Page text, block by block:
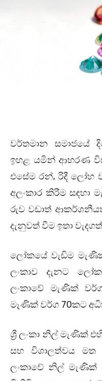
වර්තමාන සමාජයේ
ඉහළ යමින් ආභරණ
එසේම රන්, රිදී ලෝහ
අලංකාර කිරීම සඳහා
රුව වඩාත්
දැනුවත් වීම ඉතා
ලෝකයේ වැඩිම
ලංකාව දැනට
ලංකාවේ මැණික්
මැණික් වර්ග 70කට
ශ්‍රී ලංකා නිල් මැණික්
සහ විශාලත්වය
ලංකාවේ නිල්